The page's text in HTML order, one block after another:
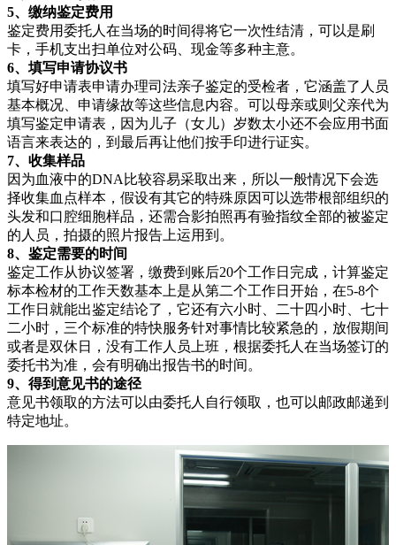
5、缴纳鉴定费用
鉴定费用委托人在当场的时间得将它一次性结清，可以是刷
卡，手机支出扫单位对公码、现金等多种主意。
6、填写申请协议书
填写好申请表申请办理司法亲子鉴定的受检者，它涵盖了人员
基本概况、申请缘故等这些信息内容。可以母亲或则父亲代为
填写鉴定申请表，因为儿子（女儿）岁数太小还不会应用书面
语言来表达的，到最后再让他们按手印进行证实。
7、收集样品
因为血液中的DNA比较容易采取出来，所以一般情况下会选
择收集血点样本，假设有其它的特殊原因可以选带根部组织的
头发和口腔细胞样品，还需合影拍照再有验指纹全部的被鉴定
的人员，拍摄的照片报告上运用到。
8、鉴定需要的时间
鉴定工作从协议签署，缴费到账后20个工作日完成，计算鉴定
标本检材的工作天数基本上是从第二个工作日开始，在5-8个
工作日就能出鉴定结论了，它还有六小时、二十四小时、七十
二小时，三个标准的特快服务针对事情比较紧急的，放假期间
或者是双休日，没有工作人员上班，根据委托人在当场签订的
委托书为准，会有明确出报告书的时间。
9、得到意见书的途径
意见书领取的方法可以由委托人自行领取，也可以邮政邮递到
特定地址。